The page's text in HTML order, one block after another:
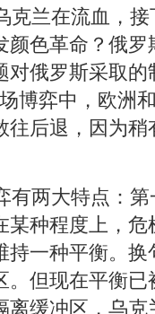
兰在流血，接
颜色革命？俄
俄罗斯采取的
博弈中，欧洲
往后退，因为
两大特点：第
种程度上，
持一种平衡。
但现在平衡
缓冲区，乌